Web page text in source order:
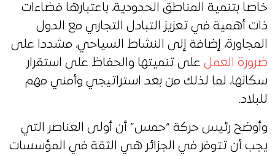
خاصا بتنمية المناطق الحدودية، باعتبارها فضاءات
ذات أهمية في تعزيز التبادل التجاري مع الدول
المجاورة، إضافة إلى النشاط السياحي، مشددا على
ضرورة العمل على تنميتها والحفاظ على استقرار
سكانها، لما لذلك من بعد استراتيجي وأمني مهم
للبلاد.
وأوضح رئيس حركة “حمس” أن أولى العناصر التي
يجب أن تتوفر في الجزائر هي الثقة في المؤسسات